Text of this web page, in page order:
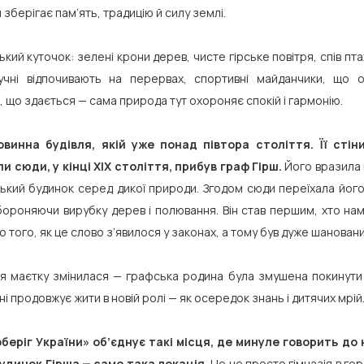
пам’ять, традицію й силу землі.
куточок: зелені крони дерев, чисте гірське повітря, спів
відпочивають на перервах, спортивні майданчики, що
що здається — сама природа тут охороняє спокій і гармонію.
будівля, якій уже понад півтора століття. Її
сюди, у кінці XIX століття, прибув граф Гірш. Його вразила
будинок серед дикої природи. Згодом сюди переїхала
вирубку дерев і полювання. Він став першим, хто
як це слово з’явилося у законах, а тому був дуже
маєтку змінилася — графська родина була змушена
продовжує жити в новій ролі — як осередок знань і дитячих мрій.
України» об’єднує такі місця, де минуле говорить